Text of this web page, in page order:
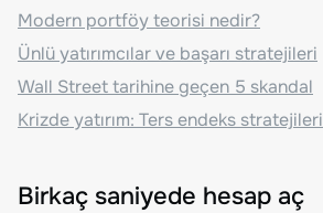
Modern portföy teorisi nedir?
Ünlü yatırımcılar ve başarı stratejileri
Wall Street tarihine geçen 5 skandal
Krizde yatırım: Ters endeks stratejileri
Birkaç saniyede hesap aç